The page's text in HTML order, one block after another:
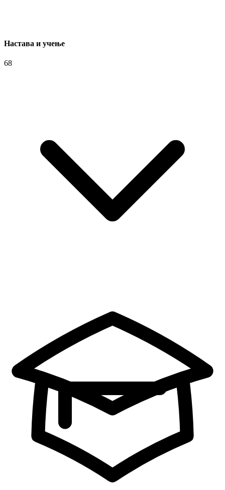
Настава и учење
68